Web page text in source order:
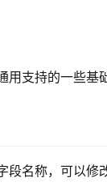
用支持的一些基
段名称，可以修